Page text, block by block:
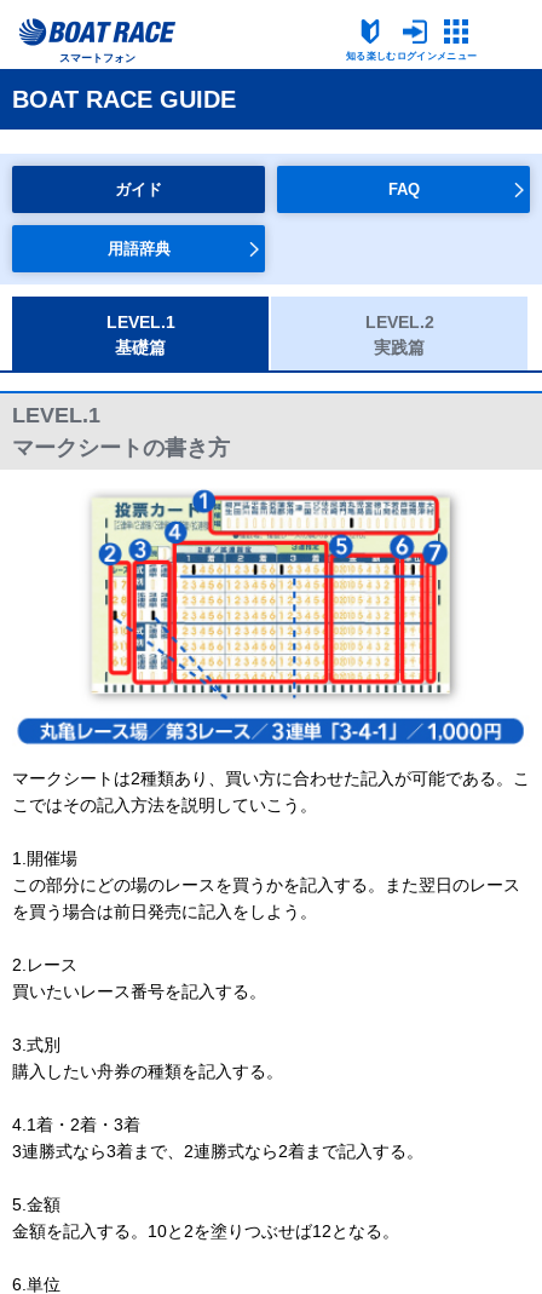
スマートフォン 知る楽しむ ログインメニュー
BOAT RACE GUIDE
ガイド FAQ
用語辞典
LEVEL.1
基礎篇
LEVEL.2
実践篇
LEVEL.1
マークシートの書き方
マークシートは2種類あり、買い方に合わせた記入が可能である。こ
こではその記入方法を説明していこう。
1.開催場
この部分にどの場のレースを買うかを記入する。また翌日のレース
を買う場合は前日発売に記入をしよう。
2.レース
買いたいレース番号を記入する。
3.式別
購入したい舟券の種類を記入する。
4.1着・2着・3着
3連勝式なら3着まで、2連勝式なら2着まで記入する。
5.金額
金額を記入する。10と2を塗りつぶせば12となる。
6.単位